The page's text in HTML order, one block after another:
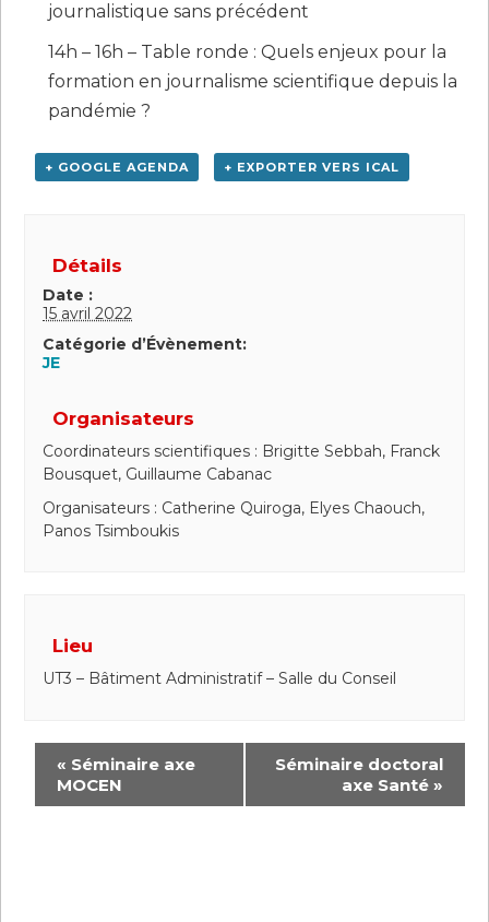
journalistique sans précédent
14h – 16h – Table ronde : Quels enjeux pour la
formation en journalisme scientifique depuis la
pandémie ?
+ GOOGLE AGENDA + EXPORTER VERS ICAL
Détails
Date :
15 avril 2022
Catégorie d’Évènement:
JE
Organisateurs
Coordinateurs scientifiques : Brigitte Sebbah, Franck
Bousquet, Guillaume Cabanac
Organisateurs : Catherine Quiroga, Elyes Chaouch,
Panos Tsimboukis
Lieu
UT3 – Bâtiment Administratif – Salle du Conseil
« Séminaire axe
MOCEN
Séminaire doctoral
axe Santé»